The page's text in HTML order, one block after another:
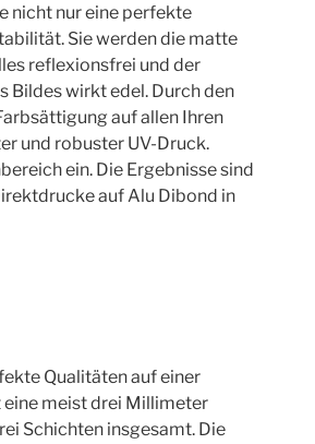
nicht nur eine perfekte
Sie werden die matte
reflexionsfrei und der
Bildes wirkt edel. Durch den
auf allen Ihren
und robuster UV-Druck.
ein. Die Ergebnisse sind
auf Alu Dibond in
Qualitäten auf einer
meist drei Millimeter
Schichten insgesamt. Die